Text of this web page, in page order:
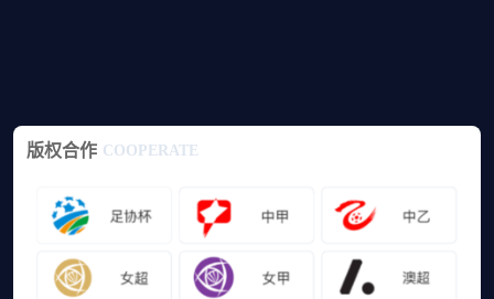
版权合作 COOPERATE